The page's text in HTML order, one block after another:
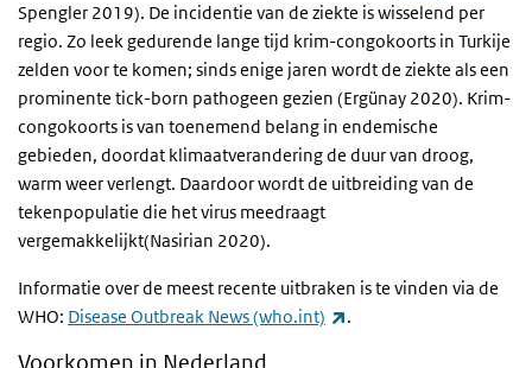
Spengler 2019). De incidentie van de ziekte is wisselend per
regio. Zo leek gedurende lange tijd krim-congokoorts in Turkije
zelden voor te komen; sinds enige jaren wordt de ziekte als een
prominente tick-born pathogeen gezien (Ergünay 2020). Krim-
congokoorts is van toenemend belang in endemische
gebieden, doordat klimaatverandering de duur van droog,
warm weer verlengt. Daardoor wordt de uitbreiding van de
tekenpopulatie die het virus meedraagt
vergemakkelijkt(Nasirian 2020).
Informatie over de meest recente uitbraken is te vinden via de
WHO: Disease Outbreak News (who.int) (externe link)
.